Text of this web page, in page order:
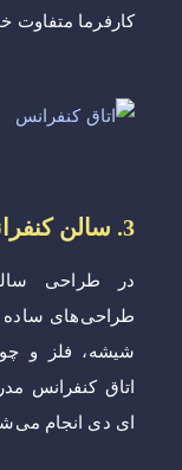
کارفرما متفاوت
3. سالن کنفرانس مدرن:
در طراحی
طراحی‌های ساده و
شیشه، فلز و
اتاق کنفرانس
ای دی انجام